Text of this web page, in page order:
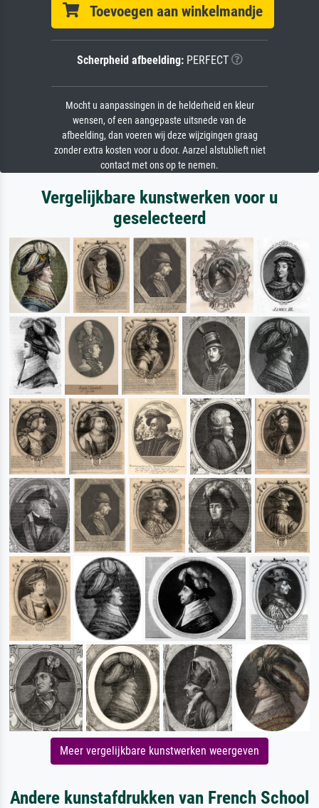
Toevoegen aan winkelmandje
Scherpheid afbeelding:PERFECT
Mocht u aanpassingen in de helderheid en kleur
wensen, of een aangepaste uitsnede van de
afbeelding, dan voeren wij deze wijzigingen graag
zonder extra kosten voor u door. Aarzel alstublieft niet
contact met ons op te nemen.
Vergelijkbare kunstwerken voor u
geselecteerd
Meer vergelijkbare kunstwerken weergeven
Andere kunstafdrukken van French School